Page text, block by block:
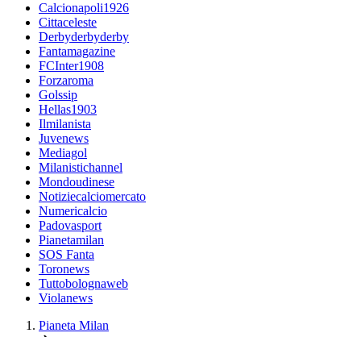
Calcionapoli1926
Cittaceleste
Derbyderbyderby
Fantamagazine
FCInter1908
Forzaroma
Golssip
Hellas1903
Ilmilanista
Juvenews
Mediagol
Milanistichannel
Mondoudinese
Notiziecalciomercato
Numericalcio
Padovasport
Pianetamilan
SOS Fanta
Toronews
Tuttobolognaweb
Violanews
Pianeta Milan